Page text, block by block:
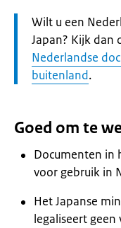
Let
op:
Wilt u een
Japan? Kijk dan
Nederlandse
buitenland.
Goed om te
Documenten in
voor gebruik in
Het Japanse
legaliseert